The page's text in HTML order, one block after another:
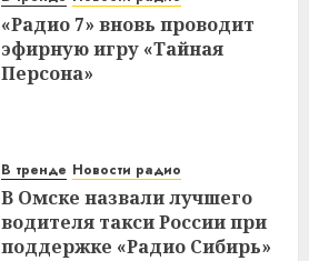
«Радио 7» вновь проводит
эфирную игру «Тайная
Персона»
В тренде Новости радио
В Омске назвали лучшего
водителя такси России при
поддержке «Радио Сибирь»